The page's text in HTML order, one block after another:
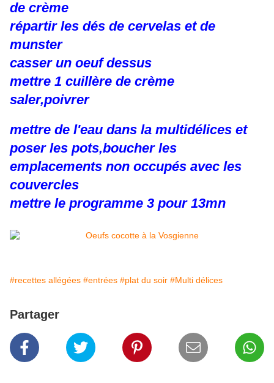
de crème
répartir les dés de cervelas et de
munster
casser un oeuf dessus
mettre 1 cuillère de crème
saler,poivrer
mettre de l'eau dans la multidélices et
poser les pots,boucher les
emplacements non occupés avec les
couvercles
mettre le programme 3 pour 13mn
#recettes allégées #entrées #plat du soir #Multi délices
Partager